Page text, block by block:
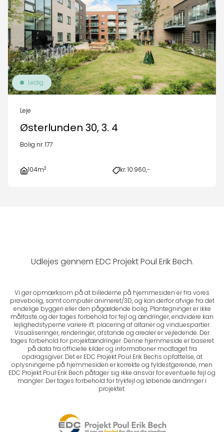
Ledig
Leje
Østerlunden 30, 3. 4
Bolig nr. 177
104m2 kr. 10.960,-
Udlejes gennem EDC Projekt Poul Erik Bech.
Vi gør opmærksom på at billederne på hjemmesiden er fra vores
prøvebolig, samt computer animeret/3D, og kan derfor afvige fra det
endelige byggeri eller den pågældende bolig. Plantegninger er ikke
målfaste og der tages forbehold for fejl og ændringer, endvidere kan
lejlighedstyperne variere ift. placering af altaner og vinduespartier.
Visualiseringer, renderinger, afstande og arealer er vejledende. Der
tages forbehold for projektændringer. Denne hjemmeside er baseret
på data fra officielle kilder og informationer modtaget fra
opdragsgiver. Det er EDC Projekt Poul Erik Bechs opfattelse, at
oplysningerne på hjemmesiden er korrekte og fyldestgørende, men
EDC Projekt Poul Erik Bech påtager sig ikke ansvar for eventuelle fejl og
mangler. Der tages forbehold for trykfejl og løbende ændringer i
projektet.